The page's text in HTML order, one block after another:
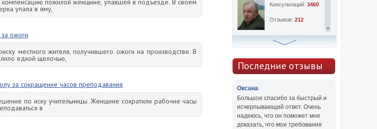
пожилой женщине, упавшей в подъезде. В своем
упала в яму,
ожоги
местного жителя, получившего ожоги на производстве. В
едкой щелочью,
за сокращение часов преподавания
по иску учительницы. Женщине сократили рабочие часы
в
Консультаций: 3460
Отзывов: 212
Алексей Сергеевич
Отзывов:47
Последние отзывы
Оксана
Большое спасибо за быстрый и
исчерпывающий ответ. Очень
надеюсь, что он поможет мне
доказать, что мои требования